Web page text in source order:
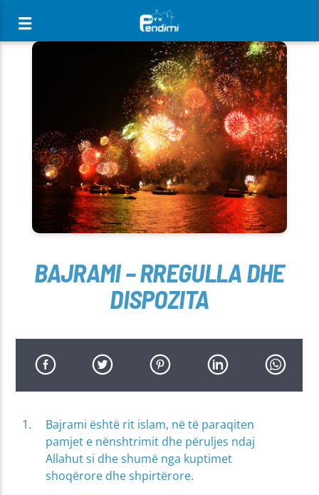
[There are no radio stations in the database]
BAJRAMI – RREGULLA DHE
DISPOZITA
Bajrami është rit islam, në të paraqiten
pamjet e nënshtrimit dhe përuljes ndaj
Allahut si dhe shumë nga kuptimet
shoqërore dhe shpirtërore.